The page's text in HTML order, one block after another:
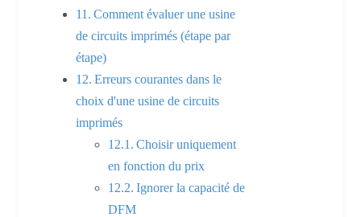
Comment évaluer une usine
de circuits imprimés (étape par
étape)
Erreurs courantes dans le
choix d'une usine de circuits
imprimés
Choisir uniquement
en fonction du prix
Ignorer la capacité de
DFM